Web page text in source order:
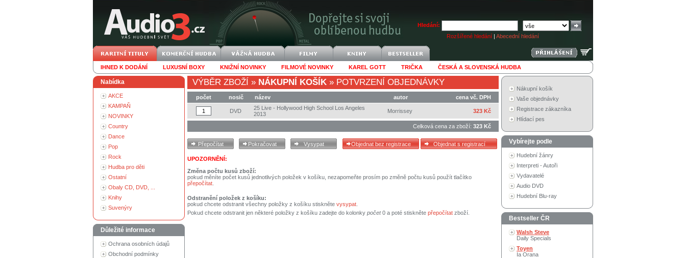
Hledání:
Rozšířené hledání | Abecední hledání
IHNED K DODÁNÍ LUXUSNÍ BOXY KNIŽNÍ NOVINKY FILMOVÉ NOVINKY KAREL GOTT TRIČKA ČESKÁ A SLOVENSKÁ HUDBA
Nabídka
AKCE
KAMPAŇ
NOVINKY
Country
Dance
Pop
Rock
Hudba pro děti
Ostatní
Obaly CD, DVD, ...
Knihy
Suvenýry
Důležité informace
Ochrana osobních údajů
Obchodní podmínky
VÝBĚR ZBOŽÍ » NÁKUPNÍ KOŠÍK » POTVRZENÍ OBJEDNÁVKY
počet nosič název autor cena vč. DPH
DVD
25 Live - Hollywood High School Los Angeles
2013
Morrissey 323 Kč
Celková cena za zboží: 323 Kč
UPOZORNĚNÍ:
Změna počtu kusů zboží:
pokud měníte počet kusů jednotlivých položek v košíku, nezapomeňte prosím po změně počtu kusů použít tlačítko
přepočítat
Odstranění položek z košíku:
pokud chcete odstranit všechny položky z košíku stiskněte vysypat
Pokud chcete odstranit jen některé položky z košíku zadejte do kolonky počet0 a poté stiskněte přepočítat zboží.
Nákupní košík
Vaše objednávky
Registrace zákazníka
Hlídací pes
Vybírejte podle
Hudební žánry
Interpreti - Autoři
Vydavatelé
Audio DVD
Hudební Blu-ray
Bestseller ČR
Walsh Steve
Daily Specials
Toyen
Ia Orana